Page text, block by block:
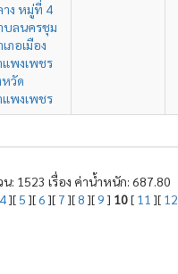
าง หมู่ที่ 4
บลนครชุม
ภอเมือง
แพงเพชร
หวัด
แพงเพชร
น: 1523 เรื่อง ค่าน้ำหนัก: 687.80
4][ 5 ][6 ][ 7 ][8 ][9 ] 10[ 11 ][ 12